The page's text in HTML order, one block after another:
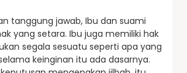
tanggung jawab, Ibu dan suami
yang setara. Ibu juga memiliki hak
segala sesuatu seperti apa yang
keinginan itu ada dasarnya.